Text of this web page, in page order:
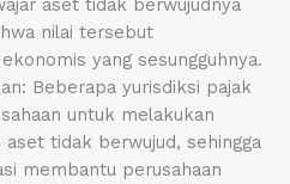
aset tidak berwujudnya
nilai tersebut
yang sesungguhnya.
Beberapa yurisdiksi pajak
untuk melakukan
tidak berwujud, sehingga
membantu perusahaan